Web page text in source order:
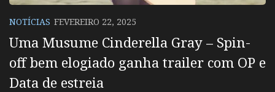
NOTÍCIAS FEVEREIRO 22, 2025
Uma Musume Cinderella Gray – Spin-
off bem elogiado ganha trailer com OP e
Data de estreia